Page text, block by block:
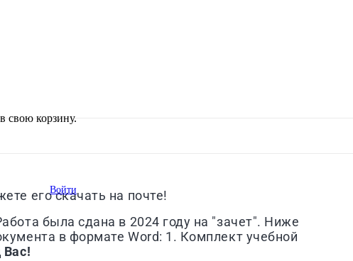
в свою корзину.
Войти
его скачать на почте!
была сдана в 2024 году на "зачет". Ниже
в формате Word: 1. Комплект учебной
Вас!